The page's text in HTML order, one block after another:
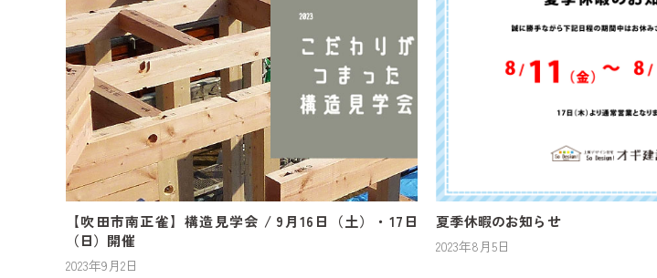
【吹田市南正雀】構造見学会 / 9月16日（土）・17日
（日）開催
2023年9月2日
夏季休暇のお知らせ
2023年8月5日